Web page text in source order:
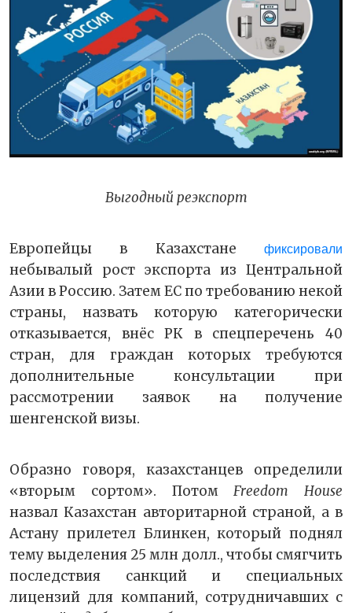
Выгодный реэкспорт
Европейцы в Казахстане фиксировали
небывалый рост экспорта из Центральной
Азии в Россию. Затем ЕС по требованию некой
страны, назвать которую категорически
отказывается, внёс РК в спецперечень 40
стран, для граждан которых требуются
дополнительные консультации при
рассмотрении заявок на получение
шенгенской визы.
Образно говоря, казахстанцев определили
«вторым сортом». ПотомFreedom House
назвал Казахстан авторитарной страной, а в
Астану прилетел Блинкен, который поднял
тему выделения 25 млн долл., чтобы смягчить
последствия санкций и специальных
лицензий для компаний, сотрудничавших с